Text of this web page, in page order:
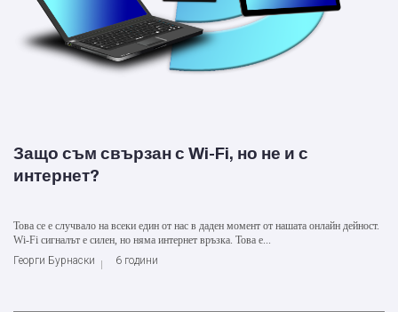
Защо съм свързан с Wi-Fi, но не и с
интернет?
Това се е случвало на всеки един от нас в даден момент от нашата онлайн дейност.
Wi-Fi сигналът е силен, но няма интернет връзка. Това е...
Георги Бурнаски
6 години